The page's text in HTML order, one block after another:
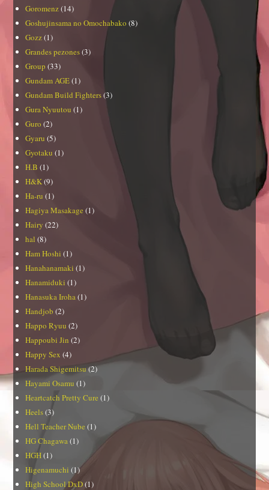
Goromenz(14)
Goshujinsama no Omochabako (8)
Gozz(1)
Grandes pezones(3)
Group (33)
Gundam AGE(1)
Gundam Build Fighters(3)
Gura Nyuutou (1)
Guro (2)
Gyaru (5)
Gyotaku (1)
H.B (1)
H&K(9)
Ha-ru (1)
Hagiya Masakage (1)
Hairy (22)
hal (8)
Ham Hoshi (1)
Hanahanamaki (1)
Hanamiduki (1)
Hanasuka Iroha (1)
Handjob (2)
Happo Ryuu (2)
Happoubi Jin (2)
Happy Sex (4)
Harada Shigemitsu(2)
Hayami Osamu (1)
Heartcatch Pretty Cure (1)
Heels(3)
Hell Teacher Nube (1)
HG Chagawa (1)
HGH(1)
Higenamuchi (1)
High School DxD(1)